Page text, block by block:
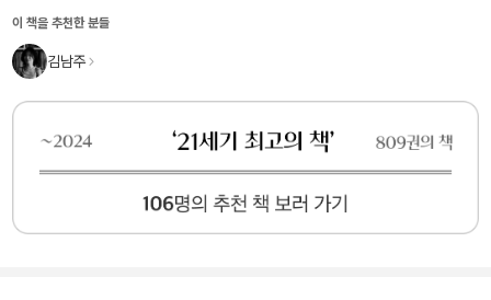
이 책을 추천한 분들
김남주